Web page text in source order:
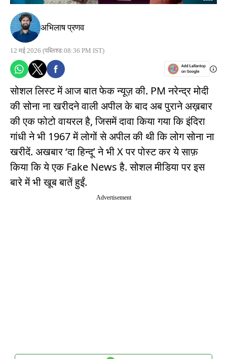
अभिलाष प्रणव
12 मई 2026 (पब्लिश्ड:08:36 PM IST)
सोशल लिस्ट में आज बात फेक न्यूज़ की. PM नरेन्द्र मोदी
की सोना ना खरीदने वाली अपील के बाद अब पुराने अख़बार
की एक फोटो वायरल है, जिसमें दावा किया गया कि इंदिरा
गांधी ने भी 1967 में लोगों से अपील की थी कि लोग सोना ना
खरीदें. अखबार ‘दा हिन्दू’ ने भी X पर पोस्ट कर ये साफ़
किया कि ये एक Fake News है. सोशल मीडिया पर इस
बारे में भी खूब बातें हुईं.
Advertisement